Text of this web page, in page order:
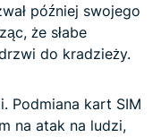
później swojego
że słabe
do kradzieży.
Podmiana kart SIM
na atak na ludzi,